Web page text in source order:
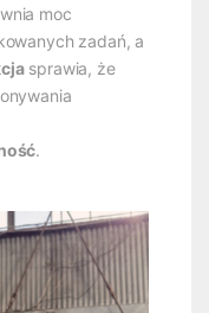
moc
zadań, a
sprawia, że
.